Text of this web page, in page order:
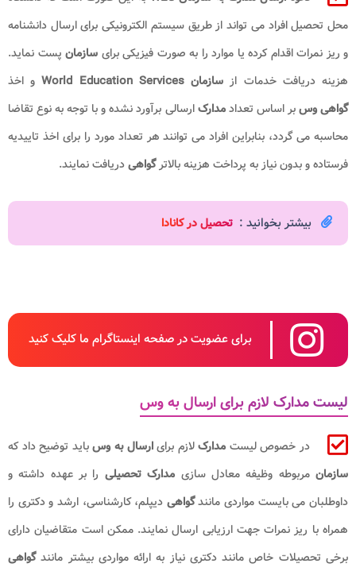
محل تحصیل افراد می تواند از طریق سیستم الکترونیکی برای ارسال دانشنامه
و ریز نمرات اقدام کرده یا موارد را به صورت فیزیکی برای سازمان پست نماید.
هزینه دریافت خدمات از سازمان World Education Services
و اخذ
گواهی وسبر اساس تعدادمدارکارسالی برآورد نشده و با توجه به نوع تقاضا
محاسبه می گردد، بنابراین افراد می توانند هر تعداد مورد را برای اخذ تاییدیه
فرستاده و بدون نیاز به پرداخت هزینه بالاترگواهیدریافت نمایند.
بیشتر بخوانید : تحصیل در کانادا
برای عضویت در صفحه اینستاگرام ما کلیک کنید
لیست مدارک لازم برای ارسال به وس
در خصوص لیست مدارکلازم برایارسال به وسباید توضیح داد که
سازمانمربوطه وظیفه معادل سازی مدارک تحصیلی را بر عهده داشته و
داوطلبان می بایست مواردی مانندگواهی دیپلم، کارشناسی، ارشد و دکتری را
همراه با ریز نمرات جهت ارزیابی ارسال نمایند. ممکن است متقاضیان دارای
برخی تحصیلات خاص مانند دکتری نیاز به ارائه مواردی بیشتر مانندگواهی